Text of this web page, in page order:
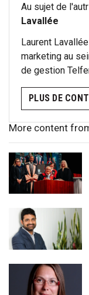
Au sujet de
Lavallée
Laurent
marketing au
de gestion
PLUS DE
More content